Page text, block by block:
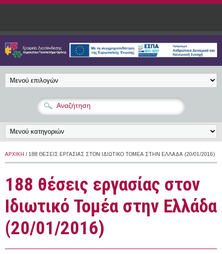
Παράκαμψη προς το κυρίως περιεχόμενο
ΑΡΧΙΚΉ / 188 ΘΈΣΕΙΣ ΕΡΓΑΣΊΑΣ ΣΤΟΝ ΙΔΙΩΤΙΚΌ ΤΟΜΈΑ ΣΤΗΝ ΕΛΛΆΔΑ (20/01/2016)
188 θέσεις εργασίας στον
Ιδιωτικό Τομέα στην Ελλάδα
(20/01/2016)